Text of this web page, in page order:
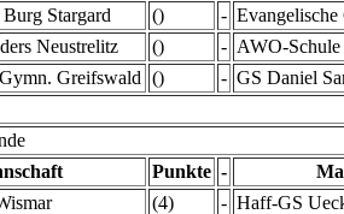
Stargard () -
Neustrelitz () - AWO-Schule
Greifswald () - GS Daniel
Punkte -
(4) - Haff-GS